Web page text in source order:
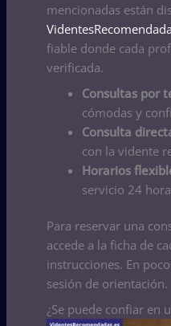
mencionadas están
fiable donde cada
verificada.
Consultas por
cómodas y
Consulta
con la vidente
Horarios
servicio 24
Para reservar una
accede a la ficha de
instrucciones. En
sesión de orientación.
¿Se puede confiar en